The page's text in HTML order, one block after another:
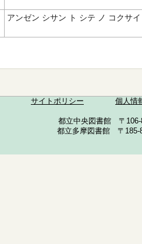
アンゼン シサン ト シテ ノ コクサイ
サイトポリシー 個人情
都立中央図書館 〒
都立多摩図書館 〒185-